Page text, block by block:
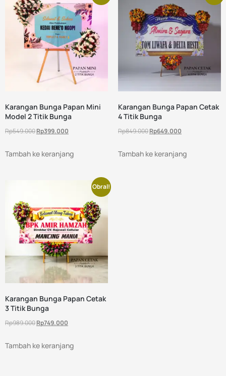
Karangan Bunga Papan Mini
Model 2 Titik Bunga
Rp549.000Rp399.000
Tambah ke keranjang
Karangan Bunga Papan Cetak
4 Titik Bunga
Rp849.000Rp649.000
Tambah ke keranjang
Obral!
Karangan Bunga Papan Cetak
3 Titik Bunga
Rp989.000Rp749.000
Tambah ke keranjang